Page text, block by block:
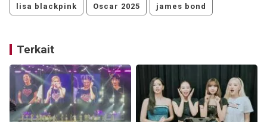
lisa blackpink Oscar 2025 james bond
Terkait